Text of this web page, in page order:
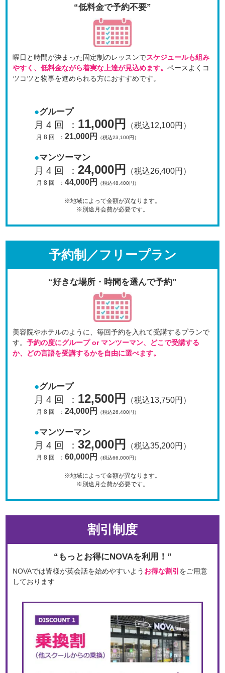
“低料金で予約不要”
曜日と時間が決まった固定制のレッスンでスケジュールも組み
やすく、低料金ながら着実な上達が見込めます。 ペースよくコ
ツコツと物事を進められる方におすすめです。
グループ
月 4 回 ： 11,000円 （税込12,100円）
月 8 回 ：21,000円 （税込23,100円）
マンツーマン
月 4 回 ： 24,000円 （税込26,400円）
月 8 回 ：44,000円 （税込48,400円）
※地域によって金額が異なります。
※別途月会費が必要です。
予約制／フリープラン
“好きな場所・時間を選んで予約”
美容院やホテルのように、毎回予約を入れて受講するプランで
す。 予約の度にグループ or マンツーマン、
どこで受講する
か、どの言語を受講するかを自由に選べます。
グループ
月 4 回 ： 12,500円 （税込13,750円）
月 8 回 ：24,000円 （税込26,400円）
マンツーマン
月 4 回 ： 32,000円 （税込35,200円）
月 8 回 ：60,000円 （税込66,000円）
※地域によって金額が異なります。
※別途月会費が必要です。
割引制度
“もっとお得にNOVAを利用！”
NOVAでは皆様が英会話を始めやすいよう お得な割引 をご用意
しております